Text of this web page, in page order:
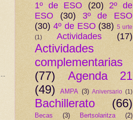
1º de ESO (20) 2º de
ESO
(30)
3º de ESO
(30) 4º de ESO (38) 5 urte
(1)
Actividades (17)
Actividades
complementarias
(77)
Agenda 21
(49)
AMPA (3) Aniversario (1)
Bachillerato (66)
Becas (3) Bertsolaritza (2)